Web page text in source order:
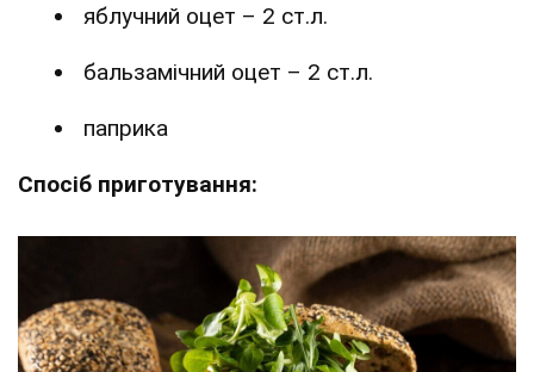
яблучний оцет – 2 ст.л.
бальзамічний оцет – 2 ст.л.
паприка
Спосіб приготування: